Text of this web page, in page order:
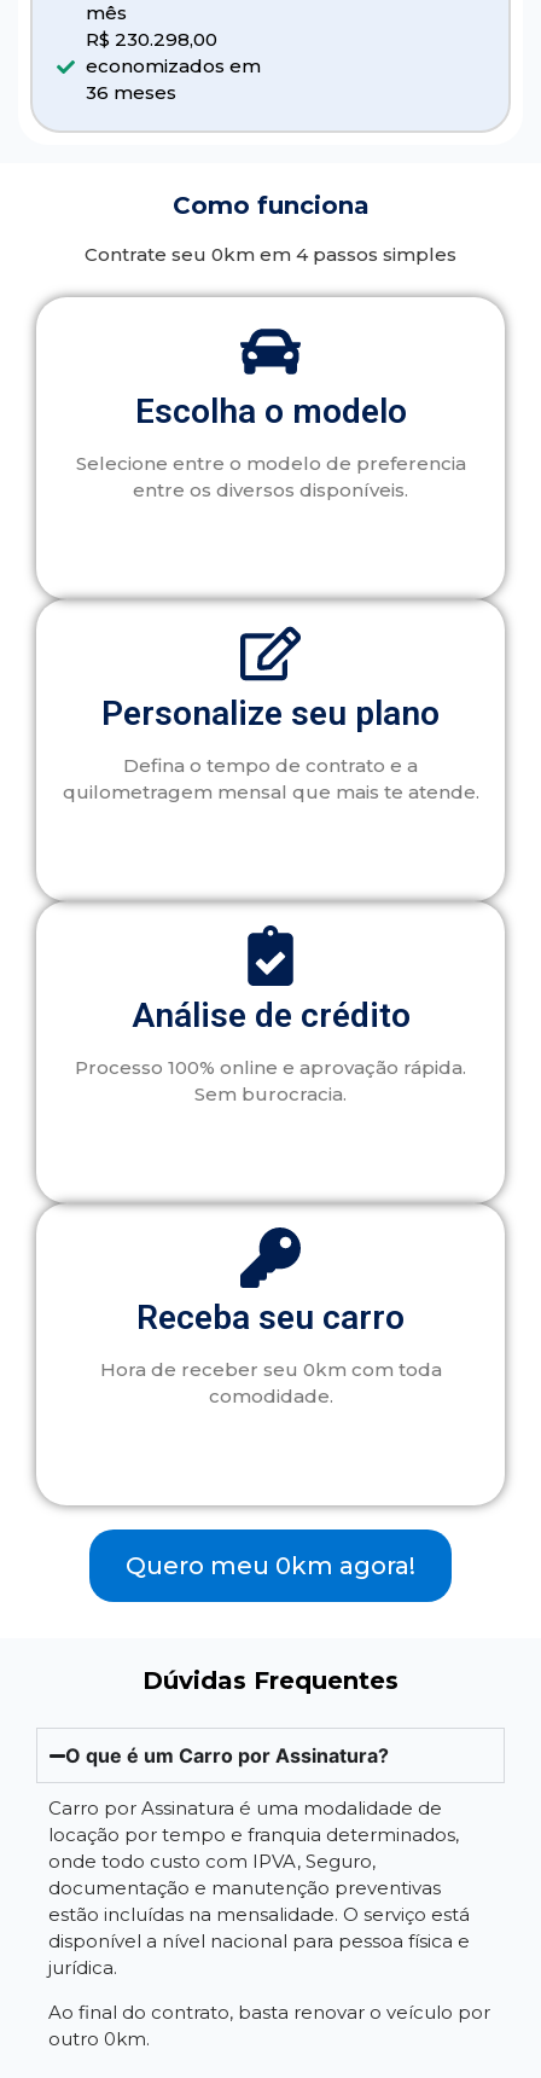
mês
R$ 230.298,00
economizados em
36 meses
Como funciona
Contrate seu 0km em 4 passos simples
Escolha o modelo
Selecione entre o modelo de preferencia
entre os diversos disponíveis.
Personalize seu plano
Defina o tempo de contrato e a
quilometragem mensal que mais te atende.
Análise de crédito
Processo 100% online e aprovação rápida.
Sem burocracia.
Receba seu carro
Hora de receber seu 0km com toda
comodidade.
Quero meu 0km agora!
Dúvidas Frequentes
O que é um Carro por Assinatura?
Carro por Assinatura é uma modalidade de
locação por tempo e franquia determinados,
onde todo custo com IPVA, Seguro,
documentação e manutenção preventivas
estão incluídas na mensalidade. O serviço está
disponível a nível nacional para pessoa física e
jurídica.
Ao final do contrato, basta renovar o veículo por
outro 0km.